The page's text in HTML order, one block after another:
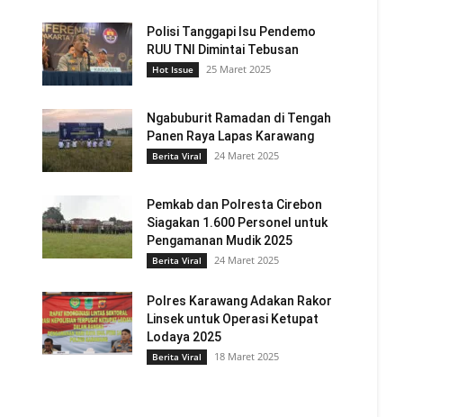
Polisi Tanggapi Isu Pendemo
RUU TNI Dimintai Tebusan
Hot Issue 25 Maret 2025
Ngabuburit Ramadan di Tengah
Panen Raya Lapas Karawang
Berita Viral 24 Maret 2025
Pemkab dan Polresta Cirebon
Siagakan 1.600 Personel untuk
Pengamanan Mudik 2025
Berita Viral 24 Maret 2025
Polres Karawang Adakan Rakor
Linsek untuk Operasi Ketupat
Lodaya 2025
Berita Viral 18 Maret 2025